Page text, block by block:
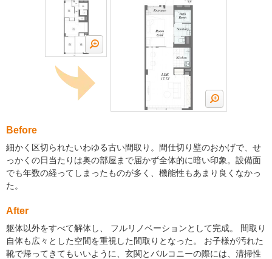
Before
細かく区切られたいわゆる古い間取り。間仕切り壁のおかげで、せ
っかくの日当たりは奥の部屋まで届かず全体的に暗い印象。設備面
でも年数の経ってしまったものが多く、機能性もあまり良くなかっ
た。
After
躯体以外をすべて解体し、 フルリノベーションとして完成。 間取り
自体も広々とした空間を重視した間取りとなった。 お子様が汚れた
靴で帰ってきてもいいように、玄関とバルコニーの際には、清掃性